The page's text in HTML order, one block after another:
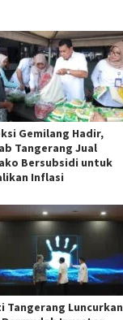
Gemilang Hadir,
Tangerang Jual
Bersubsidi untuk
Inflasi
Tangerang Luncurkan